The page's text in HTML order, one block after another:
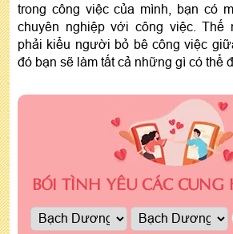
trong công việc của mình, bạn có
chuyên nghiệp với công việc. Thế
phải kiểu người bỏ bê công việc
đó bạn sẽ làm tất cả những gì có thể
BÓI TÌNH YÊU CÁC